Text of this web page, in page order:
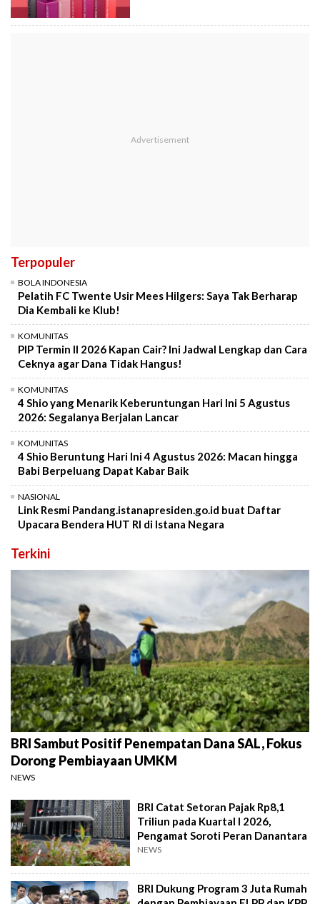
Terpopuler
BOLA INDONESIA
Pelatih FC Twente Usir Mees Hilgers: Saya Tak Berharap
Dia Kembali ke Klub!
KOMUNITAS
PIP Termin II 2026 Kapan Cair? Ini Jadwal Lengkap dan Cara
Ceknya agar Dana Tidak Hangus!
KOMUNITAS
4 Shio yang Menarik Keberuntungan Hari Ini 5 Agustus
2026: Segalanya Berjalan Lancar
KOMUNITAS
4 Shio Beruntung Hari Ini 4 Agustus 2026: Macan hingga
Babi Berpeluang Dapat Kabar Baik
NASIONAL
Link Resmi Pandang.istanapresiden.go.id buat Daftar
Upacara Bendera HUT RI di Istana Negara
Terkini
BRI Sambut Positif Penempatan Dana SAL, Fokus
Dorong Pembiayaan UMKM
NEWS
BRI Catat Setoran Pajak Rp8,1
Triliun pada Kuartal I 2026,
Pengamat Soroti Peran Danantara
NEWS
BRI Dukung Program 3 Juta Rumah